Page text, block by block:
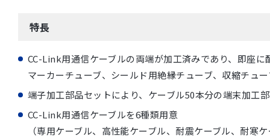
特長
CC-Link用通信ケーブルの両端が加工済みであり、即座
マーカーチューブ、シールド用絶縁チューブ、収縮チュ
端子加工部品セットにより、ケーブル50本分の端末加工
CC-Link用通信ケーブルを6種類用意
（専用ケーブル、高性能ケーブル、耐震ケーブル、耐寒